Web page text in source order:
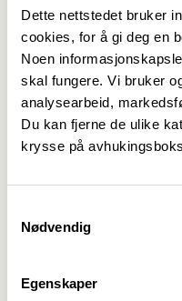
Dette nettstedet bruker
cookies, for å gi deg en
Noen
skal fungere. Vi bruker
analysearbeid,
Du kan fjerne de ulike
krysse på
Nødvendig
Egenskaper
5. Prinsipp- og
Elisabeth Iren Arctander
Nordland
Medlemskap
Lønn og tariff